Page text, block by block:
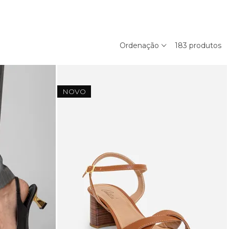
Ordenação 183 produtos
NOVO